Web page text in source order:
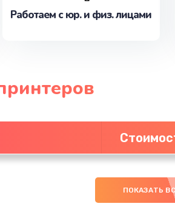
Работаем с юр. и физ. лицами
ПОКАЗАТЬ